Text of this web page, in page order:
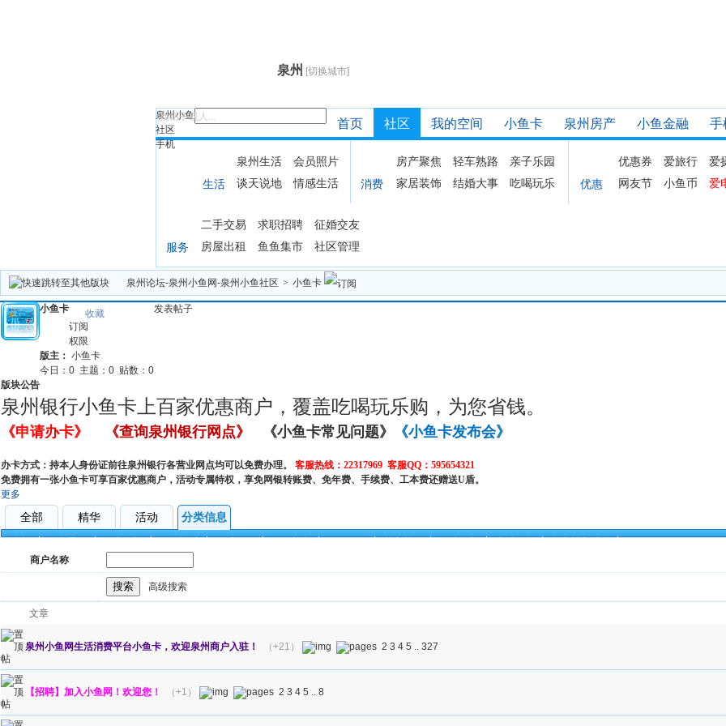
泉州 [切换城市]
泉州小鱼
社区
手机
找帖子或人... 首页 社区 我的空间 小鱼卡 泉州房产 小鱼金融 手
生活
泉州生活
会员照片
谈天说地
情感生活 消费
房产聚焦 轻车熟路
亲子乐园
家居装饰
结婚大事 吃喝玩乐 优惠
优惠券 爱旅行
爱
网友节
小鱼币 爱
服务
二手交易 求职招聘
征婚交友
房屋出租
鱼鱼集市 社区管理
泉州论坛-泉州小鱼网-泉州小鱼社区 > 小鱼卡
小鱼卡
收藏
订阅
权限
版主： 小鱼卡
今日： 0 主题： 0 贴数： 0
发表帖子
版块公告
泉州银行小鱼卡上百家优惠商户，覆盖吃喝玩乐购，为您省钱。
《申请办卡》 《查询泉州银行网点》 《小鱼卡常见问题》 《小鱼卡发布会》
办卡方式：持本人身份证前往泉州银行各营业网点均可以免费办理。 客服热线：22317969 客服QQ：595654321
免费拥有一张小鱼卡可享百家优惠商户，活动专属特权，享免网银转账费、免年费、手续费、工本费还赠送U盾。
更多
全部 精华 活动 分类信息
商户名称
搜索 高级搜索
文章
泉州小鱼网生活消费平台小鱼卡，欢迎泉州商户入驻！ （+21） 2 3 4 5 .. 327
【招聘】加入小鱼网！欢迎您！ （+1） 2 3 4 5 .. 8